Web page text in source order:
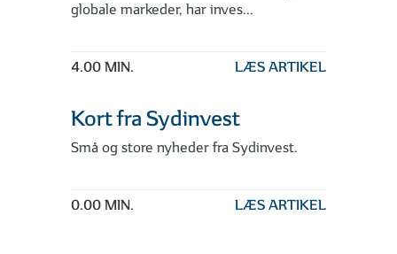
globale markeder, har inves...
4.00 MIN. LÆS ARTIKEL
Kort fra Sydinvest
Små og store nyheder fra Sydinvest.
0.00 MIN. LÆS ARTIKEL